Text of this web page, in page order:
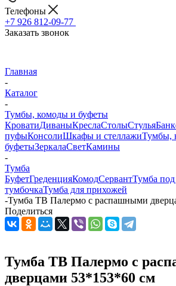
Телефоны
+7 926 812-09-77
Заказать звонок
Главная
-
Каталог
-
Тумбы, комоды и буфеты
КроватиДиваныКреслаСтолыСтулья
пуфыКонсолиШкафы и стеллажиТумбы,
буфетыЗеркалаСветКамины
-
Тумба
БуфетГреденцияКомодСервантТумба
тумбочкаТумба для прихожей
-Тумба ТВ Палермо с распашными
Поделиться
Тумба ТВ Палермо с
дверцами 53*153*60 см